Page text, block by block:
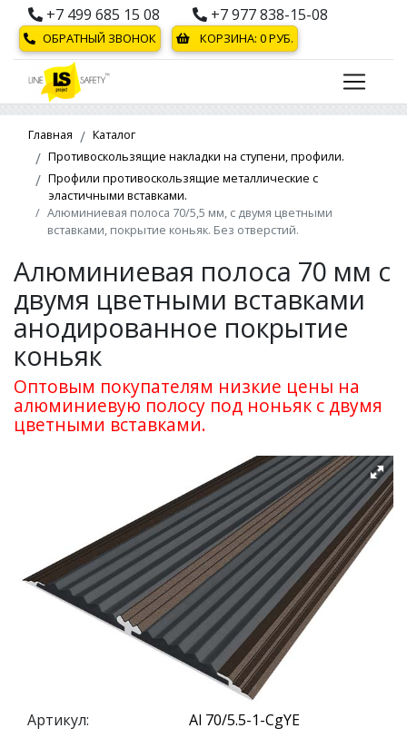
+7 499 685 15 08 +7 977 838-15-08
ОБРАТНЫЙ ЗВОНОК КОРЗИНА: 0РУБ.
Главная
Каталог
Противоскользящие накладки на ступени, профили.
Профили противоскользящие металлические с
эластичными вставками.
Алюминиевая полоса 70/5,5 мм, с двумя цветными
вставками, покрытие коньяк. Без отверстий.
Алюминиевая полоса 70 мм с
двумя цветными вставками
анодированное покрытие
коньяк
Оптовым покупателям низкие цены на
алюминиевую полосу под ноньяк с двумя
цветными вставками.
Артикул: